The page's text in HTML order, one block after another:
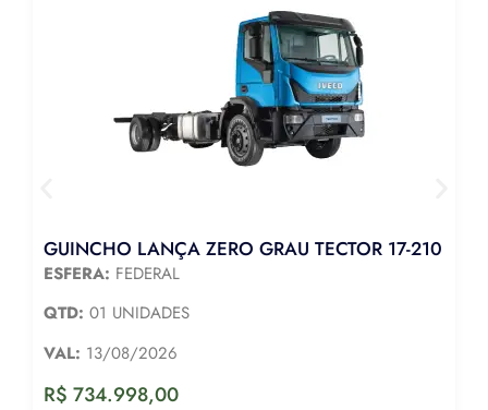
GUINCHO LANÇA ZERO GRAU TECTOR 17-210
ESFERA: FEDERAL
QTD: 01 UNIDADES
VAL: 13/08/2026
R$ 734.998,00